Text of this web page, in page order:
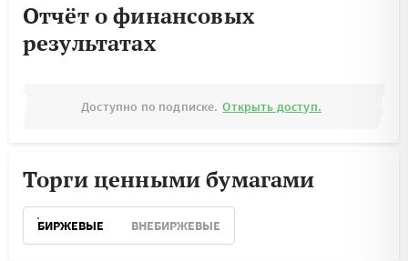
Отчёт о финансовых
результатах
Доступно по подписке. Открыть доступ.
Торги ценными бумагами
БИРЖЕВЫЕ ВНЕБИРЖЕВЫЕ